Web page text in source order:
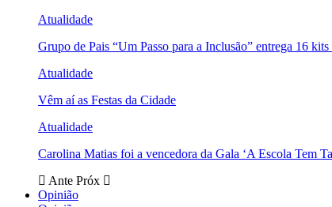
Atualidade
Grupo de Pais “Um Passo para a Inclusão” entrega 16
Atualidade
Vêm aí as Festas da Cidade
Atualidade
Carolina Matias foi a vencedora da Gala ‘A Escola Tem
Ante Próx
Opinião